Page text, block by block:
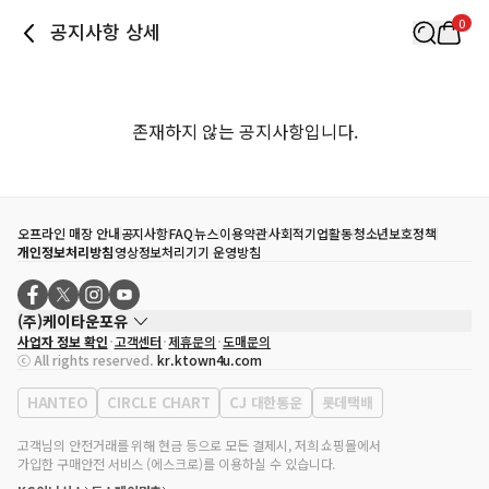
공지사항 상세 0
존재하지 않는 공지사항입니다.
오프라인 매장 안내공지사항FAQ뉴스이용약관사회적기업활동청소년보호정책
개인정보처리방침영상정보처리기기 운영방침
(주)케이타운포유
대표자
송효민
사업자등록번호
120-87-71116
통신판매업 신고번호 제2011-서울강남-02223
대표전화
02-552-9855
사업자 정보 확인 고객센터 제휴문의 도매문의
ⓒ All rights reserved. kr.ktown4u.com
HANTEO CIRCLE CHART CJ 대한통운 롯데택배
고객님의 안전거래를 위해 현금 등으로 모든 결제시, 저희 쇼핑몰에서
가입한 구매안전 서비스 (에스크로)를 이용하실 수 있습니다.